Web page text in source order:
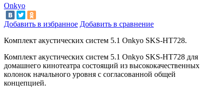
Onkyo
Добавить в избранное Добавить в сравнение
Комплект акустических систем 5.1 Onkyo SKS-HT728.
Комплект акустических систем 5.1 Onkyo SKS-HT728 для
домашнего кинотеатра состоящий из высококачественных
колонок начального уровня с согласованной общей
концепцией.